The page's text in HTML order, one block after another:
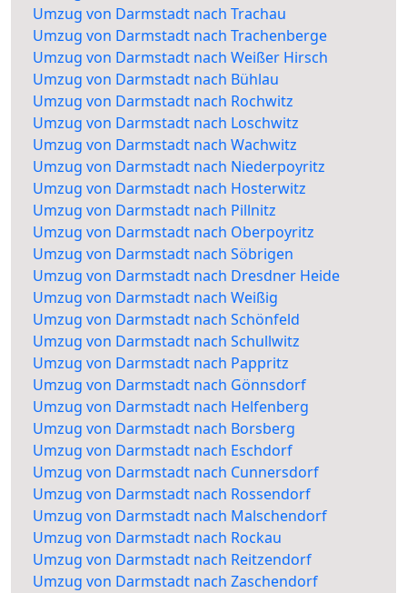
Umzug von Darmstadt nach Trachau
Umzug von Darmstadt nach Trachenberge
Umzug von Darmstadt nach Weißer Hirsch
Umzug von Darmstadt nach Bühlau
Umzug von Darmstadt nach Rochwitz
Umzug von Darmstadt nach Loschwitz
Umzug von Darmstadt nach Wachwitz
Umzug von Darmstadt nach Niederpoyritz
Umzug von Darmstadt nach Hosterwitz
Umzug von Darmstadt nach Pillnitz
Umzug von Darmstadt nach Oberpoyritz
Umzug von Darmstadt nach Söbrigen
Umzug von Darmstadt nach Dresdner Heide
Umzug von Darmstadt nach Weißig
Umzug von Darmstadt nach Schönfeld
Umzug von Darmstadt nach Schullwitz
Umzug von Darmstadt nach Pappritz
Umzug von Darmstadt nach Gönnsdorf
Umzug von Darmstadt nach Helfenberg
Umzug von Darmstadt nach Borsberg
Umzug von Darmstadt nach Eschdorf
Umzug von Darmstadt nach Cunnersdorf
Umzug von Darmstadt nach Rossendorf
Umzug von Darmstadt nach Malschendorf
Umzug von Darmstadt nach Rockau
Umzug von Darmstadt nach Reitzendorf
Umzug von Darmstadt nach Zaschendorf